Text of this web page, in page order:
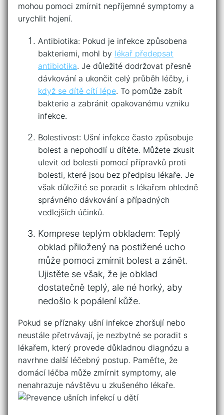
mohou pomoci zmírnit nepříjemné symptomy a
urychlit hojení.
Antibiotika: Pokud⁤ je infekce způsobena
bakteriemi, mohl by lékař předepsat
antibiotika. Je důležité⁢ dodržovat přesně
dávkování a ukončit celý ​průběh léčby, i
když se dítě ⁢cítí lépe. ⁤To pomůže zabít
bakterie a‍ zabránit‌ opakovanému vzniku
infekce.
Bolestivost: Ušní⁣ infekce ‍často způsobuje
bolest​ a nepohodlí u dítěte. Můžete‌ zkusit
ulevit od bolesti pomocí přípravků proti
bolesti, které jsou⁣ bez předpisu ⁢lékaře. Je
však důležité se ‍poradit ⁤s lékařem ohledně
správného⁢ dávkování a⁢ případných
vedlejších účinků.
Komprese teplým obkladem: Teplý
obklad přiložený na postižené ‌ucho
může pomoci zmírnit bolest a zánět.
Ujistěte‍ se však, že⁣ je obklad
dostatečně teplý, ale né horký, aby
nedošlo ​k popálení kůže.
Pokud se příznaky ušní infekce zhoršují nebo
neustále přetrvávají, je nezbytné‌ se poradit s
lékařem, který provede důkladnou diagnózu⁣ a
navrhne další léčebný postup. Paměťte, ‍že
domácí léčba‌ může zmírnit symptomy, ale
nenahrazuje návštěvu u zkušeného lékaře.